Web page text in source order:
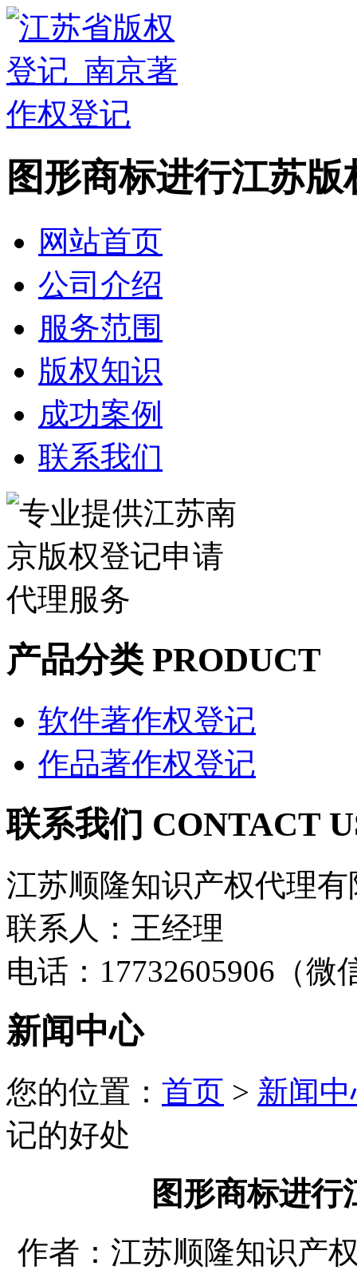
图形商标进行江苏
网站首页
公司介绍
服务范围
版权知识
成功案例
联系我们
产品分类PRODUCT
软件著作权登记
作品著作权登记
联系我们 CONTACT
江苏顺隆知识产权代理有
联系人：王经理
电话：17732605906（微
新闻中心
您的位置： 首页 > 新闻
记的好处
图形商标进
作者：江苏顺隆知识产